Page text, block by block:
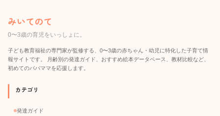
みいてのて
0〜3歳の育児をいっしょに。
子ども教育福祉の専門家が監修する、0〜3歳の赤ちゃん・幼児に特化した子育て情
報サイトです。 月齢別の発達ガイド、おすすめ絵本データベース、教材比較など、
初めてのパパママを応援します。
カテゴリ
発達ガイド